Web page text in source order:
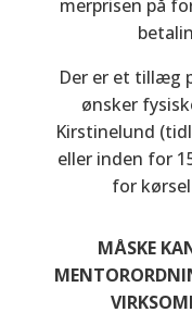
merprisen på
Der er et tillæg
ønsker
Kirstinelund
eller inden for
for
MÅSKE